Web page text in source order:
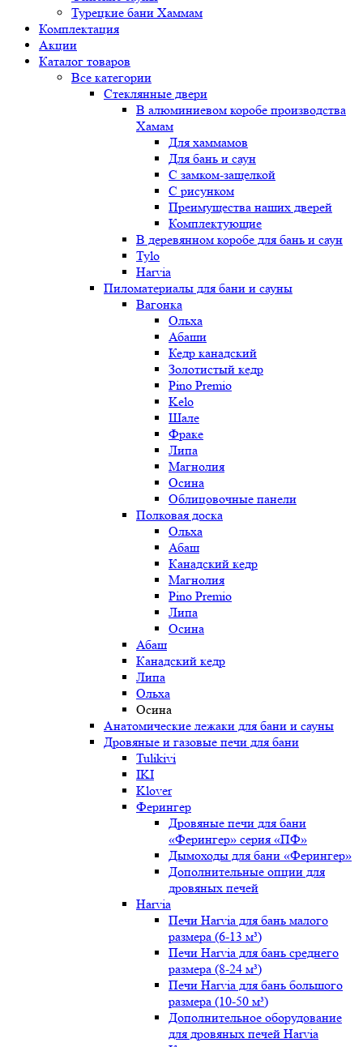
Турецкие бани Хаммам
Комплектация
Акции
Каталог товаров
Все категории
Стеклянные двери
В алюминиевом коробе производства
Хамам
Для хаммамов
Для бань и саун
С замком-защелкой
С рисунком
Преимущества наших дверей
Комплектующие
В деревянном коробе для бань и саун
Tylo
Harvia
Пиломатериалы для бани и сауны
Вагонка
Ольха
Абаши
Кедр канадский
Золотистый кедр
Pino Premio
Kelo
Шале
Фраке
Липа
Магнолия
Осина
Облицовочные панели
Полковая доска
Ольха
Абаш
Канадский кедр
Магнолия
Pino Premio
Липа
Осина
Абаш
Канадский кедр
Липа
Ольха
Осина
Анатомические лежаки для бани и сауны
Дровяные и газовые печи для бани
Tulikivi
IKI
Klover
Ферингер
Дровяные печи для бани
«Ферингер» серия «ПФ»
Дымоходы для бани «Ферингер»
Дополнительные опции для
дровяных печей
Harvia
Печи Harvia для бань малого
размера (6-13 м³)
Печи Harvia для бань среднего
размера (8-24 м³)
Печи Harvia для бань большого
размера (10-50 м³)
Дополнительное оборудование
для дровяных печей Harvia